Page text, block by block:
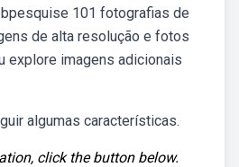
101 fotografias de
de alta resolução e fotos
explore imagens adicionais
algumas características.
click the button below.